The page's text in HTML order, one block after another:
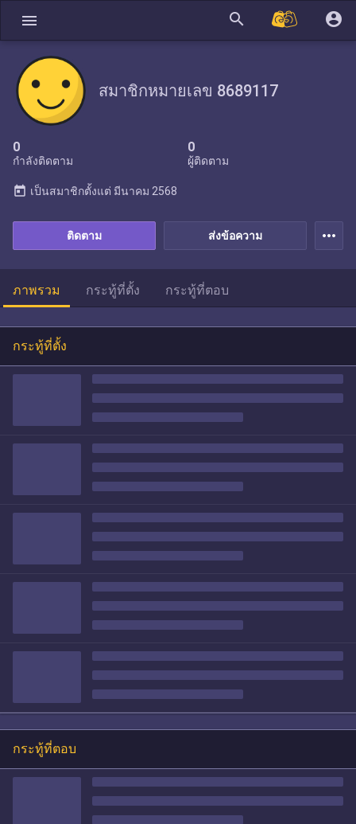
menu search account_circle
สมาชิกหมายเลข 8689117
0
กำลังติดตาม
0
ผู้ติดตาม
ส่งข้อความ
ติดตาม
today เป็นสมาชิกตั้งแต่ มีนาคม 2568
more_horiz
ภาพรวม กระทู้ที่ตั้ง กระทู้ที่ตอบ
กระทู้ที่ตั้ง
กระทู้ที่ตอบ